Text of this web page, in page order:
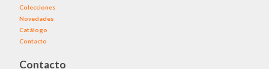
Colecciones
Novedades
Catálogo
Contacto
Contacto